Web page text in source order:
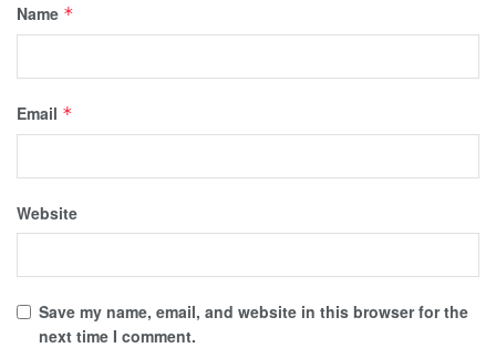
Name *
Email *
Website
Save my name, email, and website in this browser for the
next time I comment.